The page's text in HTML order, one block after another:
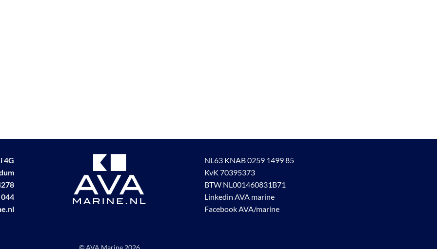
4G
NL63 KNAB 0259 1499 85
KvK 70395373
BTW NL001460831B71
Linkedin AVA marine
Facebook AVA/marine
© AVA Marine 2026